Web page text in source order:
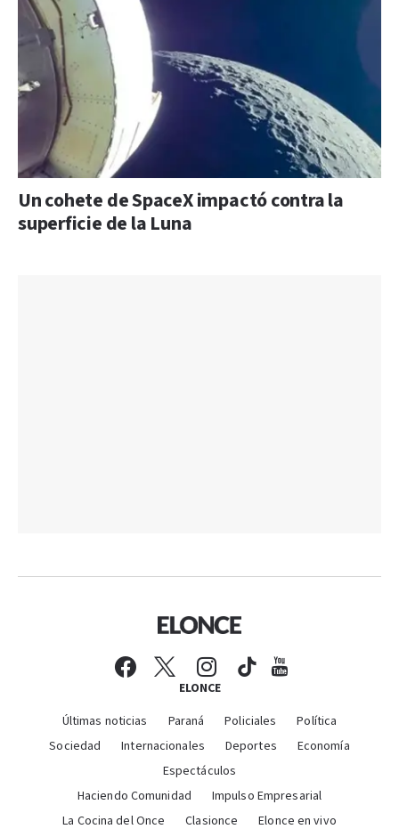
Un cohete de SpaceX impactó contra la
superficie de la Luna
ELONCE
Últimas noticias Paraná Policiales
Política
Sociedad
Internacionales Deportes
Economía
Espectáculos
Haciendo Comunidad
Impulso Empresarial
La Cocina del Once
Clasionce Elonce en vivo